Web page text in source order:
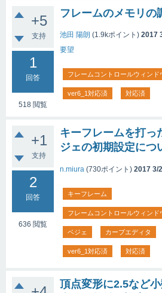
+5
支持
1
回答
518 閲覧
フレームのメモリの
池田 陽朗 (1.9kポイント) 2017
要望
フレームコントロールウィンド
ver6_1対応済 対応済
+1
支持
2
回答
636 閲覧
キーフレームを打っ
ジェの初期設定につ
n.miura (730ポイント) 2017 3/
キーフレーム
フレームコントロールウィンド
ベジェ カーブエディタ
ver6_1対応済 対応済
頂点変形に2.5など